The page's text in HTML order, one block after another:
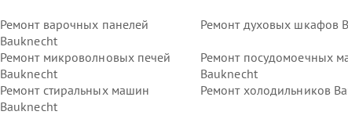
Ремонт варочных панелей
Bauknecht
Ремонт духовых шкафов
Ремонт микроволновых печей
Bauknecht
Ремонт посудомоечных
Bauknecht
Ремонт стиральных машин
Bauknecht
Ремонт холодильников